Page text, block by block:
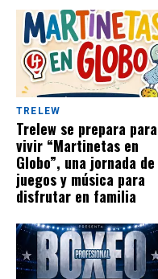
TRELEW
Trelew se prepara para
vivir “Martinetas en
Globo”, una jornada de
juegos y música para
disfrutar en familia